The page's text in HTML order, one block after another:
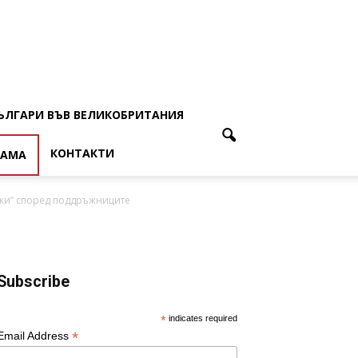
ВЪВ ВЕЛИКОБРИТАНИЯ
КОНТАКТИ
според поддръжниците
* indicates required
Address *